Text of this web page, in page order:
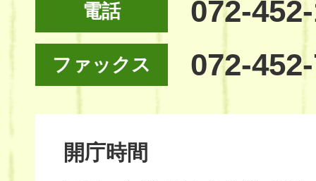
電話 072-
ファックス 072-
開庁時間